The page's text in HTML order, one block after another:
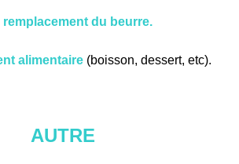
remplacement du beurre.
alimentaire (boisson, dessert, etc).
AUTRE